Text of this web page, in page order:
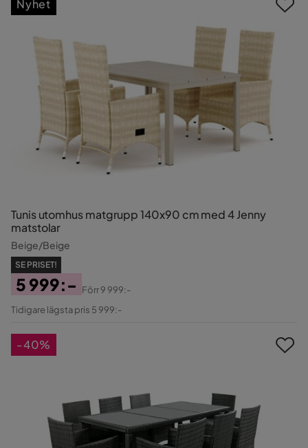
Tunis utomhus matgrupp 140x90 cm med 4 Jenny
matstolar
Beige/Beige
SE PRISET!
Pris
5 999:-
Original
Förr9 999:-
Tidigare lägsta pris 5 999:-
Nyhet
-40%